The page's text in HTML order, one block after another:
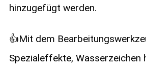
hinzugefügt werden.
👍Mit dem
Spezialeffekte, Wasserzeichen